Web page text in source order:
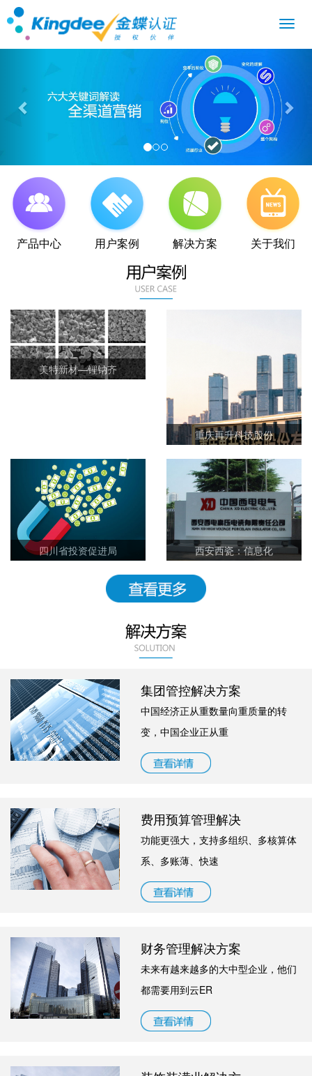
产品中心 用户案例 解决方案 关于我们
美特新材—锂钠齐
重庆再升科技股份
四川省投资促进局 西安西瓷：信息化
集团管控解决方案
中国经济正从重数量向重质量的转
变，中国企业正从重
费用预算管理解决
功能更强大，支持多组织、多核算体
系、多账薄、快速
财务管理解决方案
未来有越来越多的大中型企业，他们
都需要用到云ER